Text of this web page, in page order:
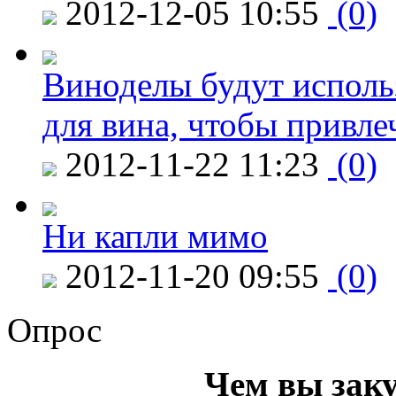
2012-12-05 10:55 (0)
Виноделы будут
для вина, чтобы
2012-11-22 11:23 (0)
Ни капли мимо
2012-11-20 09:55 (0)
Опрос
Чем вы